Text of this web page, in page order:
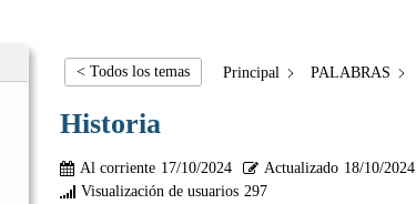
< Todos los temas Principal PALABRAS
Historia
Al corriente 17/10/2024 Actualizado 18/10/2024
Visualización de usuarios 297